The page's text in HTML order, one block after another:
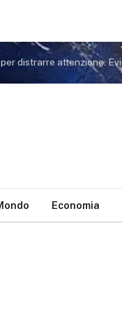
Economia